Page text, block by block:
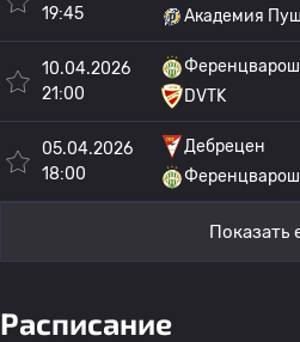
19:45
Академия
10.04.2026
21:00
Ференцварош
DVTK
05.04.2026
18:00
Дебрецен
Ференцварош
Показать
Расписание